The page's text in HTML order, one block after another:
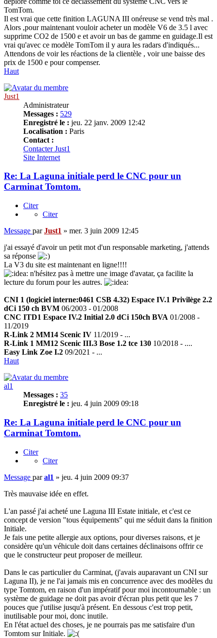
TomTom.
Il est vrai que cette finition LAGUNA III onéreuse se vend très mal .
Alors ,pour maintenant vouloir acheter un modèle V6 de 3.5 l avec
supprime CO2 de 1500 e et avoir un bas de gamme en guidage.Il est
vrai qu'avec ce modèle TomTom il y aura les radars d'indiqués...
Attendons de voir les réactions de la clientèle , voir une baisse des
prix de 1500 e pour compenser.
Haut
Just1
Administrateur
Messages : 529
Enregistré le : jeu. 22 janv. 2009 12:42
Localisation : Paris
Contact :
Contacter Just1
Site Internet
Re: La Laguna initiale perd le CNC pour un
Carminat Tomtom.
Citer
Citer
Message parJust1 » mer. 3 juin 2009 12:45
j'ai essayé d'avoir un petit mot d'un responsable marketing, j'attends
sa réponse
La V3 du site est maintenant en ligne!!!!
n'hésitez pas à mettre une image d'avatar, ça facilite la
lecture du forum pour les autres.
CNI 1 (logiciel interne:0461 CSB 4.32) Espace IV.1 Privilège 2.2
dCi 150 ch BVM 06/2003 - 01/2008
CNC ITD1 Espace IV.2 Initial 2.0 dCi 150ch BVA 01/2008 -
11/2019
R-Link 2 MM14 Scenic IV 11/2019 - ...
R-Link 1 MM12 Scenic III.3 Bose 1.2 tce 130 10/2018 - ....
Easy Link Zoe I.2 09/2021 - ...
Haut
al1
Messages : 35
Enregistré le : jeu. 4 juin 2009 09:18
Re: La Laguna initiale perd le CNC pour un
Carminat Tomtom.
Citer
Citer
Message paral1 » jeu. 4 juin 2009 09:37
Très mauvaise idée en effet.
L'an passé j'ai acheté une Laguna III Estate initiale, et c'est ce
concept de version "tous équipements" qui me séduit dans la finition
Initiale.
Je fais une petite allergie aux options, pour diverses raisons, et je
considère qu'un véhicule doit dans certaines déclinaisons offrir ce
que le constructeur peut proposer de meilleur.
Dans le cas particulier du Carminat, (j'avais auparavant un CNI sur
Laguna II), je ne l'ai jamais mis en concurrence avec des modèles du
type Tomtom, en raison d'un impératif pour moi incontournable : un
système de guidage ne doit pas avoir d'écran plus petit que les 7
pouces que j'utilise jusqu'à présent. En dessous c'est trop petit,
inutilisable pour moi, donc inutile.
En l'état actuel des choses, je ne pourrais pas me satisfaire d'un
Tomtom sur Initiale.